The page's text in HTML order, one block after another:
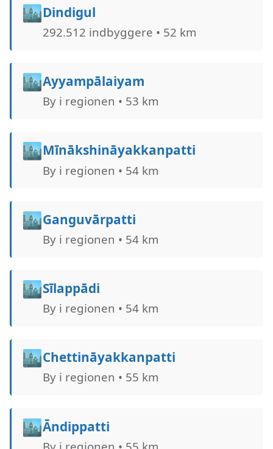
🏙️Dindigul
292.512 indbyggere • 52 km
🏙️Ayyampālaiyam
By i regionen • 53 km
🏙️Mīnākshināyakkanpatti
By i regionen • 54 km
🏙️Ganguvārpatti
By i regionen • 54 km
🏙️Sīlappādi
By i regionen • 54 km
🏙️Chettināyakkanpatti
By i regionen • 55 km
🏙️Āndippatti